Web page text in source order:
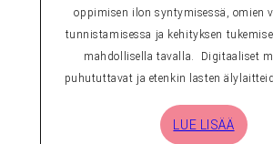
oppimisen ilon syntymisessä, omien
tunnistamisessa ja kehityksen
mahdollisella tavalla. Digitaaliset
puhututtavat ja etenkin lasten
LUE LISÄÄ